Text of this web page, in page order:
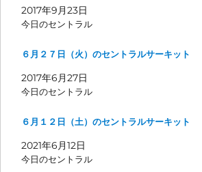
2017年9月23日
今日のセントラル
６月２７日（火）のセントラルサーキット
2017年6月27日
今日のセントラル
６月１２日（土）のセントラルサーキット
2021年6月12日
今日のセントラル